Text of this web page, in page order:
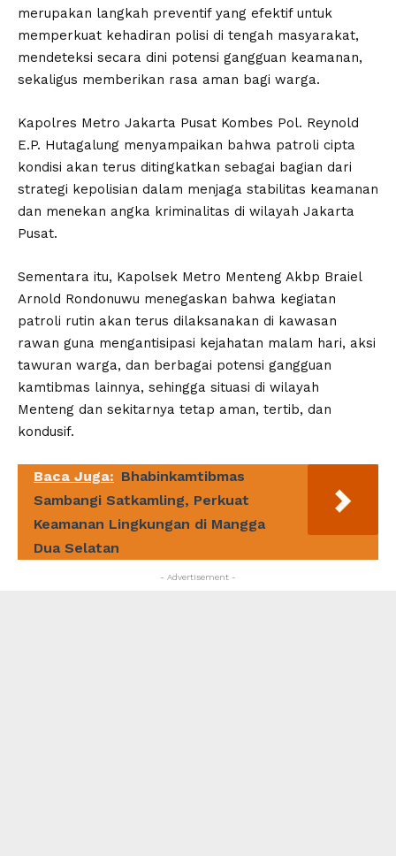
merupakan langkah preventif yang efektif untuk
memperkuat kehadiran polisi di tengah masyarakat,
mendeteksi secara dini potensi gangguan keamanan,
sekaligus memberikan rasa aman bagi warga.
Kapolres Metro Jakarta Pusat Kombes Pol. Reynold
E.P. Hutagalung menyampaikan bahwa patroli cipta
kondisi akan terus ditingkatkan sebagai bagian dari
strategi kepolisian dalam menjaga stabilitas keamanan
dan menekan angka kriminalitas di wilayah Jakarta
Pusat.
Sementara itu, Kapolsek Metro Menteng Akbp Braiel
Arnold Rondonuwu menegaskan bahwa kegiatan
patroli rutin akan terus dilaksanakan di kawasan
rawan guna mengantisipasi kejahatan malam hari, aksi
tawuran warga, dan berbagai potensi gangguan
kamtibmas lainnya, sehingga situasi di wilayah
Menteng dan sekitarnya tetap aman, tertib, dan
kondusif.
Baca Juga: Bhabinkamtibmas
Sambangi Satkamling, Perkuat
Keamanan Lingkungan di Mangga
Dua Selatan
- Advertisement -